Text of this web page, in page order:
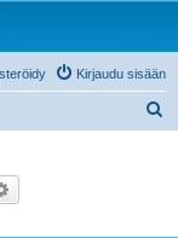
Kirjaudu sisään